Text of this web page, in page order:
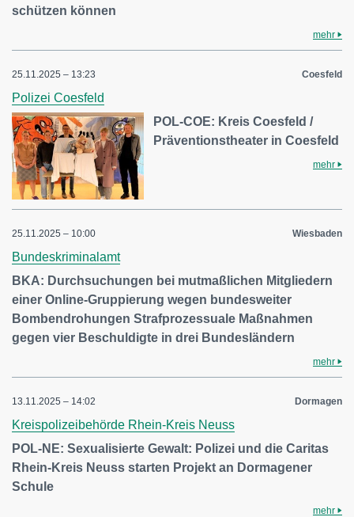
schützen können
mehr
25.11.2025 – 13:23 Coesfeld
Polizei Coesfeld
POL-COE: Kreis Coesfeld /
Präventionstheater in Coesfeld
mehr
25.11.2025 – 10:00 Wiesbaden
Bundeskriminalamt
BKA: Durchsuchungen bei mutmaßlichen Mitgliedern
einer Online-Gruppierung wegen bundesweiter
Bombendrohungen Strafprozessuale Maßnahmen
gegen vier Beschuldigte in drei Bundesländern
mehr
13.11.2025 – 14:02 Dormagen
Kreispolizeibehörde Rhein-Kreis Neuss
POL-NE: Sexualisierte Gewalt: Polizei und die Caritas
Rhein-Kreis Neuss starten Projekt an Dormagener
Schule
mehr